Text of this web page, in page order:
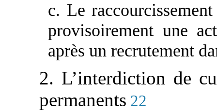
c. Le
provisoirement une
après un recrutement
2. L’interdiction de
permanents 22